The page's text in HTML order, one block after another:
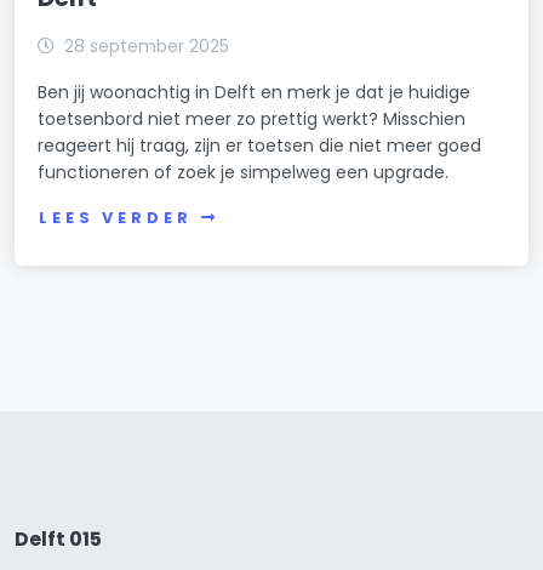
28 september 2025
Ben jij woonachtig in Delft en merk je dat je huidige
toetsenbord niet meer zo prettig werkt? Misschien
reageert hij traag, zijn er toetsen die niet meer goed
functioneren of zoek je simpelweg een upgrade.
LEES VERDER
Delft 015